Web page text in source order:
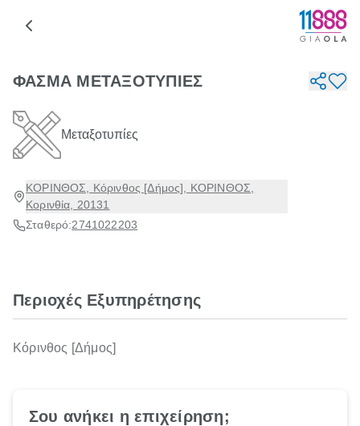
ΦΑΣΜΑ ΜΕΤΑΞΟΤΥΠΙΕΣ
Μεταξοτυπίες
ΚΟΡΙΝΘΟΣ, Κόρινθος [Δήμος], ΚΟΡΙΝΘΟΣ,
Κορινθία, 20131
Σταθερό:2741022203
Περιοχές Εξυπηρέτησης
Κόρινθος [Δήμος]
Σου ανήκει η επιχείρηση;